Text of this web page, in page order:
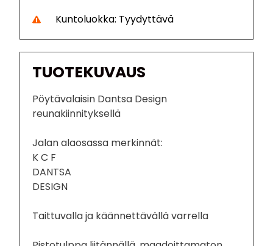
Kuntoluokka: Tyydyttävä
TUOTEKUVAUS
Pöytävalaisin Dantsa Design
reunakiinnityksellä
Jalan alaosassa merkinnät:
K C F
DANTSA
DESIGN
Taittuvalla ja käännettävällä varrella